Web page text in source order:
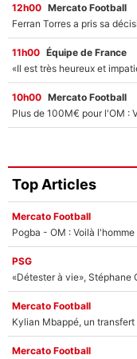
12h00 Mercato Football
11h00 Équipe de France
10h00 Mercato Football
Top Articles
Mercato Football
Pogba - OM : Voilà
PSG
«Détester à vie», Stéphane
Mercato Football
Kylian Mbappé, un
Mercato Football